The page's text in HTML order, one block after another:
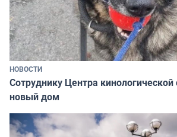
НОВОСТИ
Сотруднику Центра
новый дом